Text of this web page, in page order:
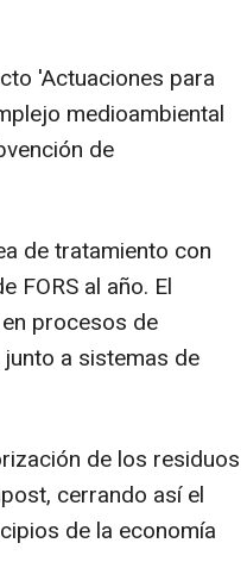
'Actuaciones para
medioambiental
de
de tratamiento con
FORS al año. El
procesos de
a sistemas de
de los residuos
cerrando así el
de la economía